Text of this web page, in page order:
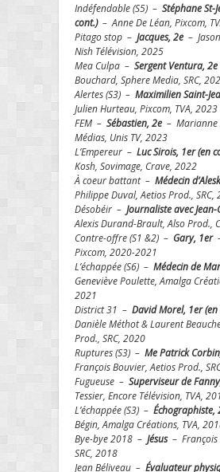
Indéfendable (S5) – Stéphane St-
cont.) – Anne De Léan, Pixcom,
Pitago stop – Jacques, 2e –
Nish Télévision, 2025
Mea Culpa – Sergent Ventura, 2e
Bouchard, Sphere Media, SRC,
Alertes (S3) – Maximilien Saint-
Julien Hurteau, Pixcom, TVA, 2023
FEM – Sébastien, 2e – Marianne
Médias, Unis TV, 2023
L’Empereur – Luc Sirois, 1er (en
Kosh, Sovimage, Crave, 2022
À coeur battant – Médecin
Philippe Duval, Aetios Prod., SRC,
Désobéir – Journaliste avec Jean-
Alexis Durand-Brault, Also Prod.,
Contre-offre (S1 &2) – Gary, 1er
Pixcom, 2020-2021
L’échappée (S6) – Médecin de
Geneviève Poulette, Amalga
2021
District 31 – David Morel, 1er
Danièle Méthot & Laurent
Prod., SRC, 2020
Ruptures (S3) – Me Patrick
François Bouvier, Aetios Prod.,
Fugueuse – Superviseur de
Tessier, Encore Télévision, TVA,
L’échappée (S3) – Échographiste,
Bégin, Amalga Créations, TVA,
Bye-bye 2018 – Jésus – François
SRC, 2018
Jean Béliveau – Évaluateur